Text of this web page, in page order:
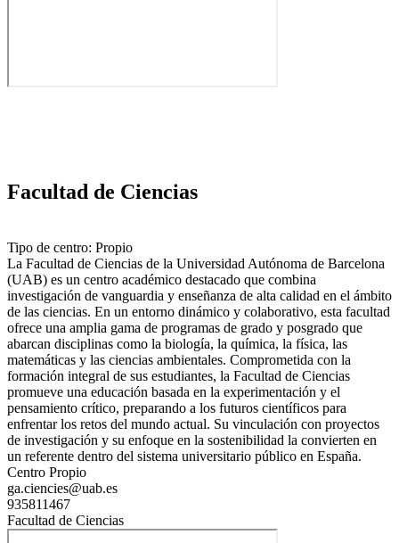
Facultad de Ciencias
Tipo de centro: Propio
La Facultad de Ciencias de la Universidad Autónoma de Barcelona
(UAB) es un centro académico destacado que combina
investigación de vanguardia y enseñanza de alta calidad en el ámbito
de las ciencias. En un entorno dinámico y colaborativo, esta facultad
ofrece una amplia gama de programas de grado y posgrado que
abarcan disciplinas como la biología, la química, la física, las
matemáticas y las ciencias ambientales. Comprometida con la
formación integral de sus estudiantes, la Facultad de Ciencias
promueve una educación basada en la experimentación y el
pensamiento crítico, preparando a los futuros científicos para
enfrentar los retos del mundo actual. Su vinculación con proyectos
de investigación y su enfoque en la sostenibilidad la convierten en
un referente dentro del sistema universitario público en España.
Centro Propio
ga.ciencies@uab.es
935811467
Facultad de Ciencias